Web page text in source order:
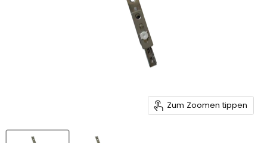
Zum Zoomen tippen